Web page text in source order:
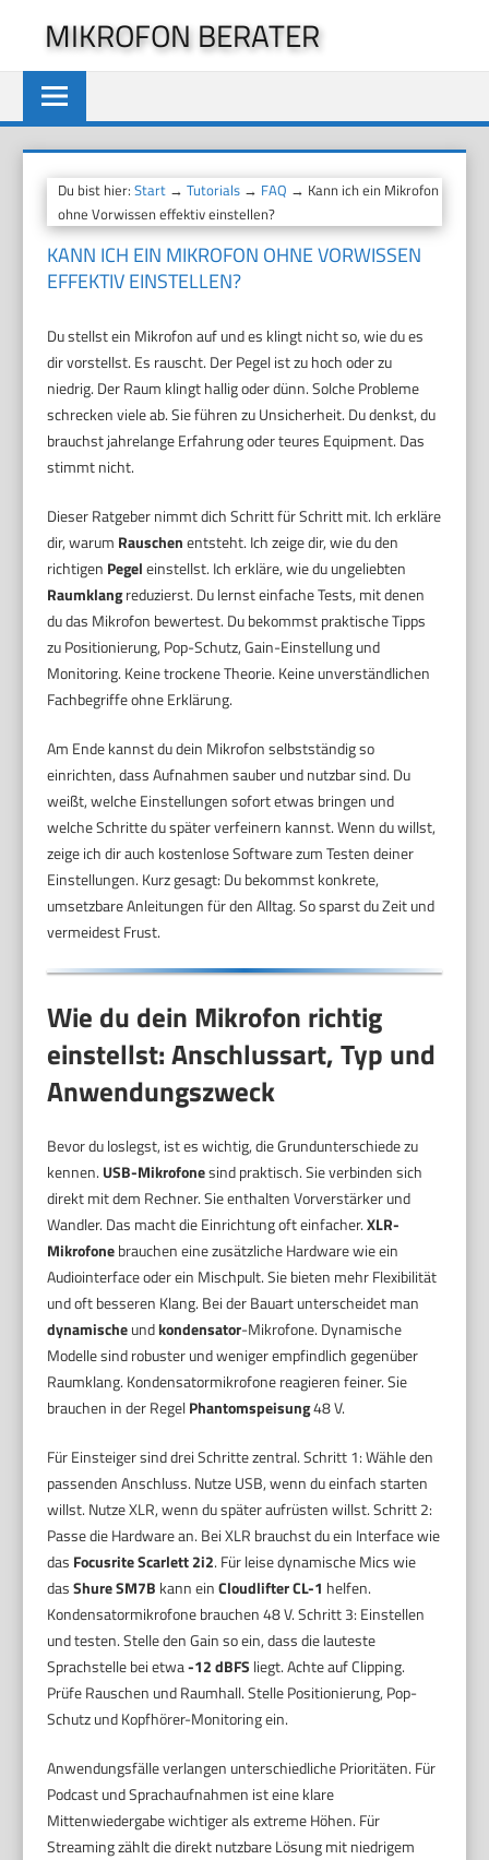
springen
MIKROFON BERATER
Du bist hier:Start →Tutorials → FAQ → Kann ich ein Mikrofon
ohne Vorwissen effektiv einstellen?
KANN ICH EIN MIKROFON OHNE VORWISSEN
EFFEKTIV EINSTELLEN?
Du stellst ein Mikrofon auf und es klingt nicht so, wie du es
dir vorstellst. Es rauscht. Der Pegel ist zu hoch oder zu
niedrig. Der Raum klingt hallig oder dünn. Solche Probleme
schrecken viele ab. Sie führen zu Unsicherheit. Du denkst, du
brauchst jahrelange Erfahrung oder teures Equipment. Das
stimmt nicht.
Dieser Ratgeber nimmt dich Schritt für Schritt mit. Ich erkläre
dir, warum Rauschenentsteht. Ich zeige dir, wie du den
richtigen Pegeleinstellst. Ich erkläre, wie du ungeliebten
Raumklangreduzierst. Du lernst einfache Tests, mit denen
du das Mikrofon bewertest. Du bekommst praktische Tipps
zu Positionierung, Pop-Schutz, Gain-Einstellung und
Monitoring. Keine trockene Theorie. Keine unverständlichen
Fachbegriffe ohne Erklärung.
Am Ende kannst du dein Mikrofon selbstständig so
einrichten, dass Aufnahmen sauber und nutzbar sind. Du
weißt, welche Einstellungen sofort etwas bringen und
welche Schritte du später verfeinern kannst. Wenn du willst,
zeige ich dir auch kostenlose Software zum Testen deiner
Einstellungen. Kurz gesagt: Du bekommst konkrete,
umsetzbare Anleitungen für den Alltag. So sparst du Zeit und
vermeidest Frust.
Wie du dein Mikrofon richtig
einstellst: Anschlussart, Typ und
Anwendungszweck
Bevor du loslegst, ist es wichtig, die Grundunterschiede zu
kennen. USB-Mikrofonesind praktisch. Sie verbinden sich
direkt mit dem Rechner. Sie enthalten Vorverstärker und
Wandler. Das macht die Einrichtung oft einfacher.XLR-
Mikrofonebrauchen eine zusätzliche Hardware wie ein
Audiointerface oder ein Mischpult. Sie bieten mehr Flexibilität
und oft besseren Klang. Bei der Bauart unterscheidet man
dynamischeundkondensator-Mikrofone. Dynamische
Modelle sind robuster und weniger empfindlich gegenüber
Raumklang. Kondensatormikrofone reagieren feiner. Sie
brauchen in der RegelPhantomspeisung48 V.
Für Einsteiger sind drei Schritte zentral. Schritt 1: Wähle den
passenden Anschluss. Nutze USB, wenn du einfach starten
willst. Nutze XLR, wenn du später aufrüsten willst. Schritt 2:
Passe die Hardware an. Bei XLR brauchst du ein Interface wie
das Focusrite Scarlett 2i2. Für leise dynamische Mics wie
dasShure SM7B kann einCloudlifter CL-1 helfen.
Kondensatormikrofone brauchen 48 V. Schritt 3: Einstellen
und testen. Stelle den Gain so ein, dass die lauteste
Sprachstelle bei etwa-12 dBFS liegt. Achte auf Clipping.
Prüfe Rauschen und Raumhall. Stelle Positionierung, Pop-
Schutz und Kopfhörer-Monitoring ein.
Anwendungsfälle verlangen unterschiedliche Prioritäten. Für
Podcast und Sprachaufnahmen ist eine klare
Mittenwiedergabe wichtiger als extreme Höhen. Für
Streaming zählt die direkt nutzbare Lösung mit niedrigem